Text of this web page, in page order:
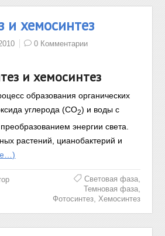
и хемосинтез
0 Комментарии
и хемосинтез
образования органических
углерода (СО2) и воды с
энергии света.
растений, цианобактерий и
Световая фаза,
Темновая фаза,
Фотосинтез, Хемосинтез